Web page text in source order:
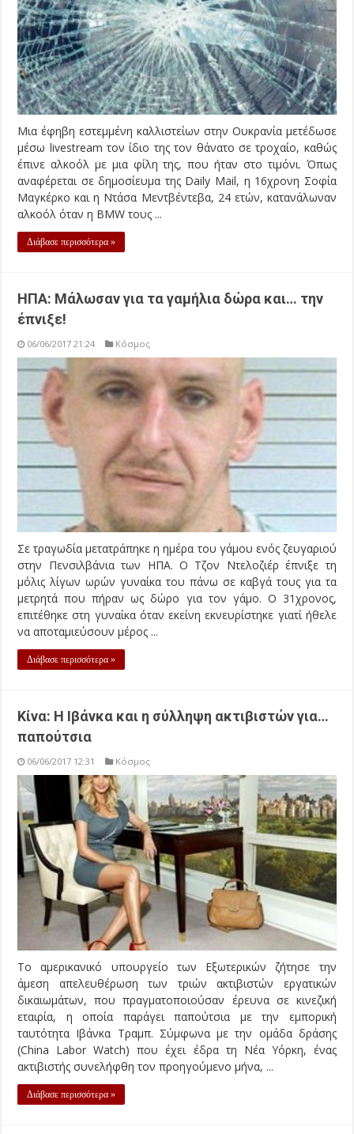
Μια έφηβη εστεμμένη καλλιστείων στην Ουκρανία μετέδωσε
μέσω livestream τον ίδιο της τον θάνατο σε τροχαίο, καθώς
έπινε αλκοόλ με μια φίλη της, που ήταν στο τιμόνι. Όπως
αναφέρεται σε δημοσίευμα της Daily Mail, η 16χρονη Σοφία
Μαγκέρκο και η Ντάσα Μεντβέντεβα, 24 ετών, κατανάλωναν
αλκοόλ όταν η BMW τους ...
Διάβασε περισσότερα »
ΗΠΑ: Μάλωσαν για τα γαμήλια δώρα και… την
έπνιξε!
06/06/2017 21:24 Κόσμος
Σε τραγωδία μετατράπηκε η ημέρα του γάμου ενός ζευγαριού
στην Πενσιλβάνια των ΗΠΑ. Ο Τζον Ντελοζιέρ έπνιξε τη
μόλις λίγων ωρών γυναίκα του πάνω σε καβγά τους για τα
μετρητά που πήραν ως δώρο για τον γάμο. Ο 31χρονος,
επιτέθηκε στη γυναίκα όταν εκείνη εκνευρίστηκε γιατί ήθελε
να αποταμιεύσουν μέρος ...
Διάβασε περισσότερα »
Κίνα: Η Ιβάνκα και η σύλληψη ακτιβιστών για…
παπούτσια
06/06/2017 12:31 Κόσμος
Το αμερικανικό υπουργείο των Εξωτερικών ζήτησε την
άμεση απελευθέρωση των τριών ακτιβιστών εργατικών
δικαιωμάτων, που πραγματοποιούσαν έρευνα σε κινεζική
εταιρία, η οποία παράγει παπούτσια με την εμπορική
ταυτότητα Ιβάνκα Τραμπ. Σύμφωνα με την ομάδα δράσης
(China Labor Watch) που έχει έδρα τη Νέα Υόρκη, ένας
ακτιβιστής συνελήφθη τον προηγούμενο μήνα, ...
Διάβασε περισσότερα »